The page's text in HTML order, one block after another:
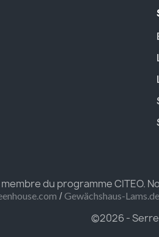
du programme CITEO.
/Gewächshaus-Lams.de
©2026 -